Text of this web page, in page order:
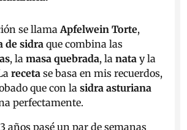
se llamaApfelwein Torte,
de sidraque combina las
, la masa quebrada, la natay la
receta se basa en mis recuerdos,
que con lasidra asturiana
perfectamente.
años pasé un par de semanas